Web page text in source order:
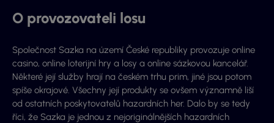
O provozovateli losu
Společnost Sazka na území České republiky provozuje online
casino, online loterijní hry a losy a online sázkovou kancelář.
Některé její služby hrají na českém trhu prim, jiné jsou potom
spíše okrajové. Všechny její produkty se ovšem významně liší
od ostatních poskytovatelů hazardních her. Dalo by se tedy
říci, že Sazka je jednou z nejoriginálnějších hazardních